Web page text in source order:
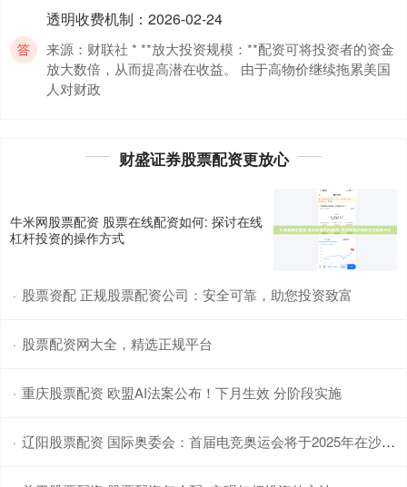
透明收费机制 ： 2026-02-24
来源：财联社 * **放大投资规模：**配资可将投资者的资金
放大数倍，从而提高潜在收益。 由于高物价继续拖累美国
人对财政
议第一阶段后恢复军事行动
总台记者获悉，当地时间7月12日，巴勒斯坦伊斯兰抵抗运
动（哈马斯）一名官员透露说，目前正在进行的关于停火
和人员交换协议谈
财盛证券股票配资更放心
牛米网股票配资 股票在线配资如何: 探讨在线
杠杆投资的操作方式
· 股票资配 正规股票配资公司：安全可靠，助您投资致富
· 股票配资网大全，精选正规平台
· 重庆股票配资 欧盟AI法案公布！下月生效 分阶段实施
· 辽阳股票配资 国际奥委会：首届电竞奥运会将于2025年在沙特举办